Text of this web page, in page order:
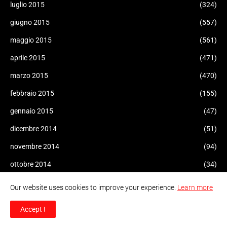
luglio 2015 (324)
giugno 2015 (557)
maggio 2015 (561)
aprile 2015 (471)
marzo 2015 (470)
febbraio 2015 (155)
gennaio 2015 (47)
dicembre 2014 (51)
novembre 2014 (94)
ottobre 2014 (34)
agosto 2014
luglio 2014
Our website uses cookies to improve your experience. Learn more
Accept !